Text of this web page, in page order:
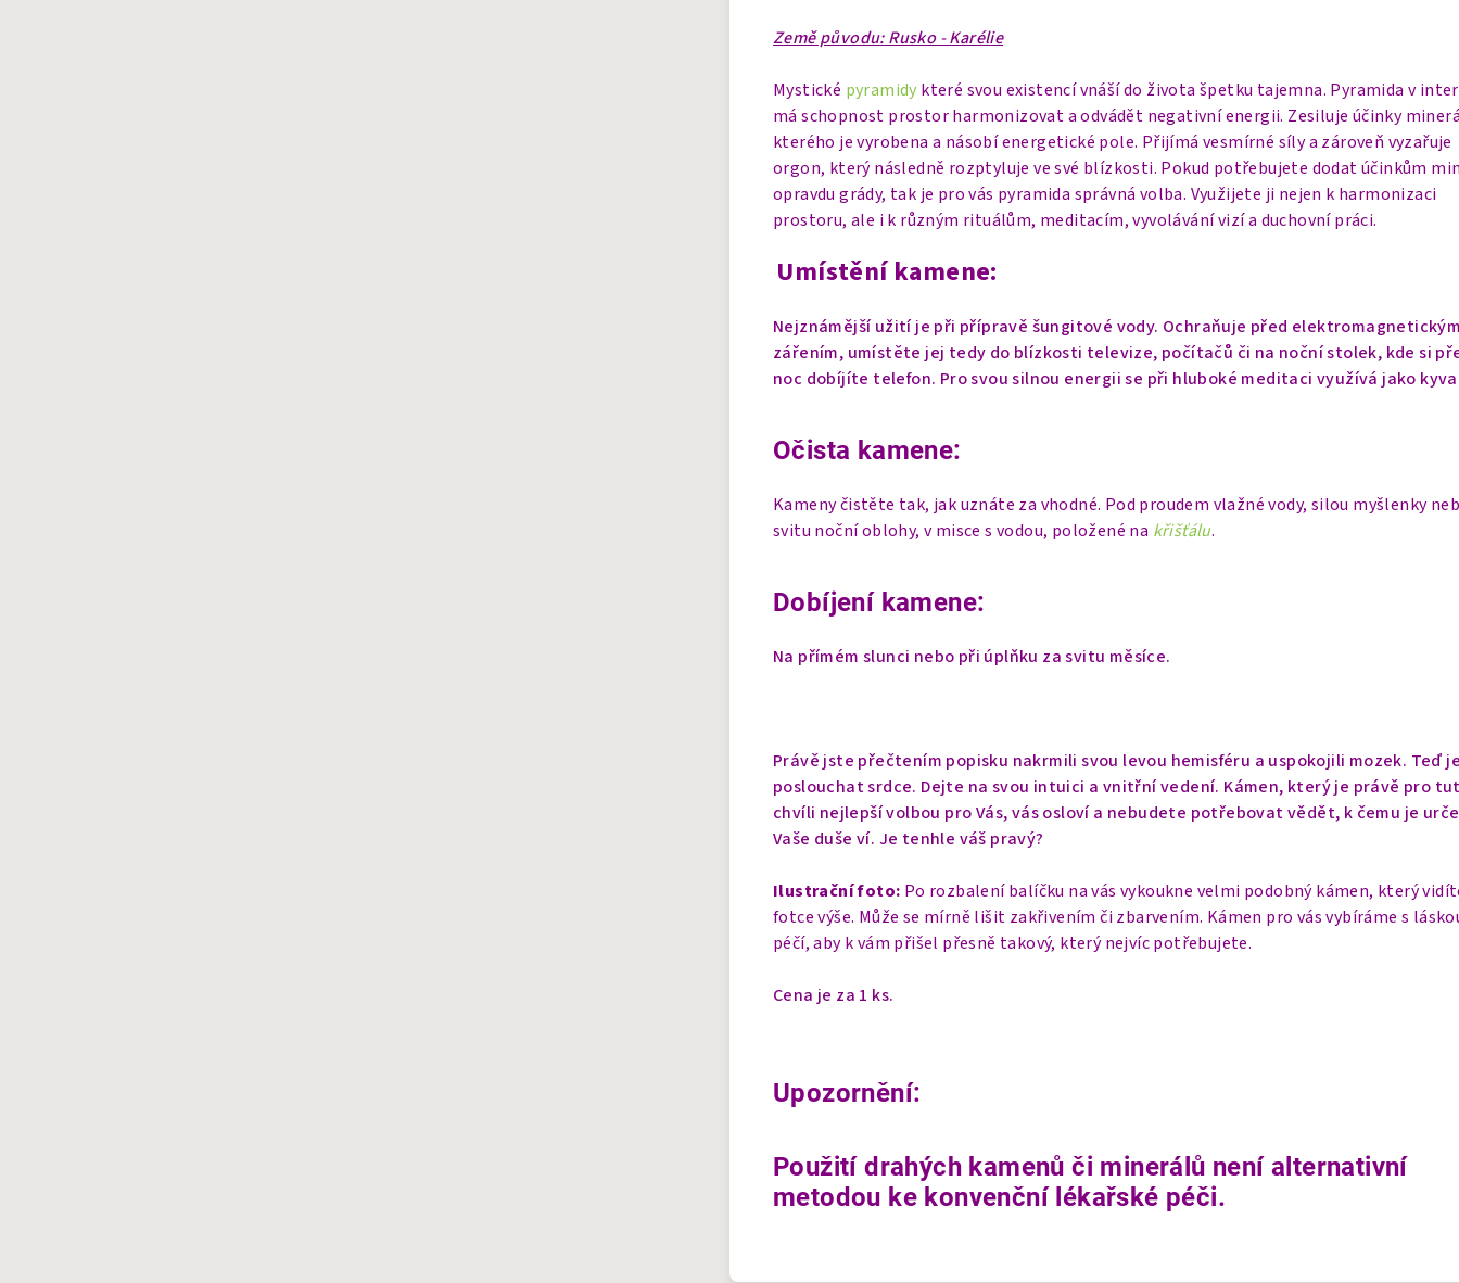
Země původu: Rusko - Karélie
Mystické pyramidy které svou existencí vnáší do života špetku tajemna. Pyramida v
má schopnost prostor harmonizovat a odvádět negativní energii. Zesiluje účinky
kterého je vyrobena a násobí energetické pole. Přijímá vesmírné síly a zároveň vyzařuje
orgon, který následně rozptyluje ve své blízkosti. Pokud potřebujete dodat účinkům
opravdu grády, tak je pro vás pyramida správná volba. Využijete ji nejen k harmonizaci
prostoru, ale i k různým rituálům, meditacím, vyvolávání vizí a duchovní práci.
Umístění kamene:
Nejznámější užití je při přípravě šungitové vody. Ochraňuje před
zářením, umístěte jej tedy do blízkosti televize, počítačů či na noční stolek, kde si
noc dobíjíte telefon. Pro svou silnou energii se při hluboké meditaci využívá jako
Očista kamene:
Kameny čistěte tak, jak uznáte za vhodné. Pod proudem vlažné vody, silou myšlenky
svitu noční oblohy, v misce s vodou, položené na křišťálu.
Dobíjení kamene:
Na přímém slunci nebo při úplňku za svitu měsíce.
Právě jste přečtením popisku nakrmili svou levou hemisféru a uspokojili mozek. Teď
poslouchat srdce. Dejte na svou intuici a vnitřní vedení. Kámen, který je právě pro
chvíli nejlepší volbou pro Vás, vás osloví a nebudete potřebovat vědět, k čemu je
Vaše duše ví. Je tenhle váš pravý?
Ilustrační foto: Po rozbalení balíčku na vás vykoukne velmi podobný kámen, který
fotce výše. Může se mírně lišit zakřivením či zbarvením. Kámen pro vás vybíráme s
péčí, aby k vám přišel přesně takový, který nejvíc potřebujete.
Cena je za 1 ks.
Upozornění:
Použití drahých kamenů či minerálů není alternativní
metodou ke konvenční lékařské péči.